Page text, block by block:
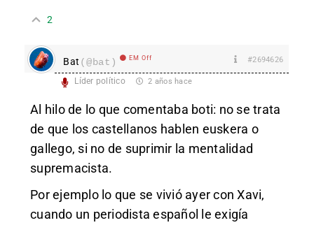
2
Bat (@bat) EM Off #2694626
Líder político 2 años hace
Al hilo de lo que comentaba boti: no se trata
de que los castellanos hablen euskera o
gallego, si no de suprimir la mentalidad
supremacista.
Por ejemplo lo que se vivió ayer con Xavi,
cuando un periodista español le exigía